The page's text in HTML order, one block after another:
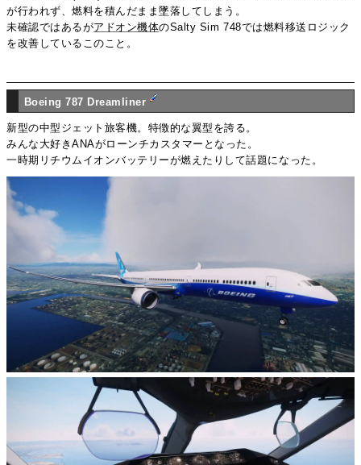
が行われず、燃料を積んだまま墜落してしまう。
未確認ではあるがアドオン機体のSalty Sim 748では燃料移送ロジック
を改善しているこのこと。
Boeing 787 Dreamliner
新型の中型ジェット旅客機。特徴的な翼型を誇る。
みんな大好きANAがローンチカスタマーとなった。
一時期リチウムイオンバッテリーが燃えたりして話題になった。